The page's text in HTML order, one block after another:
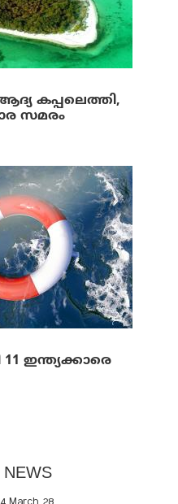
കപ്പലെത്തി,
സമരം
ഇന്ത്യക്കാരെ
NEWS